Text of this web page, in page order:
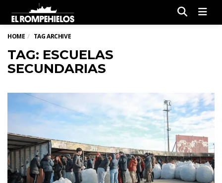
HOME TAG ARCHIVE
TAG: ESCUELAS
SECUNDARIAS